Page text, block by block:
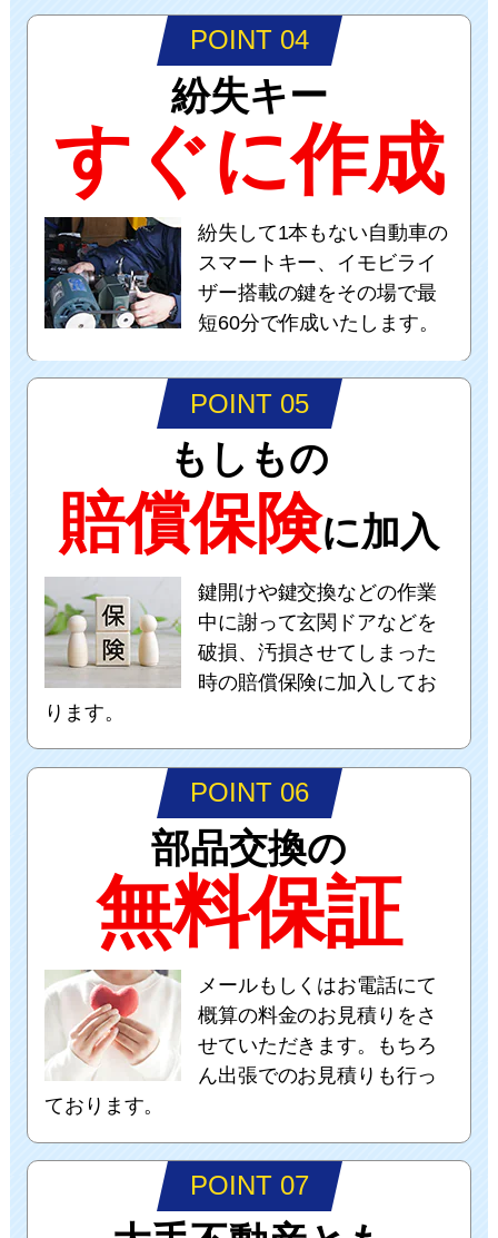
POINT 04
紛失キー
すぐに作成
紛失して1本もない自動車の
スマートキー、イモビライ
ザー搭載の鍵をその場で最
短60分で作成いたします。
POINT 05
もしもの
賠償保険に加入
鍵開けや鍵交換などの作業
中に謝って玄関ドアなどを
破損、汚損させてしまった
時の賠償保険に加入してお
ります。
POINT 06
部品交換の
無料保証
メールもしくはお電話にて
概算の料金のお見積りをさ
せていただきます。もちろ
ん出張でのお見積りも行っ
ております。
POINT 07